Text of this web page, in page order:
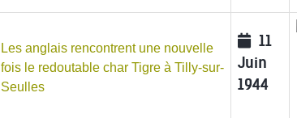
Les anglais rencontrent une nouvelle
fois le redoutable char Tigre à Tilly-sur-
Seulles
11
Juin
1944